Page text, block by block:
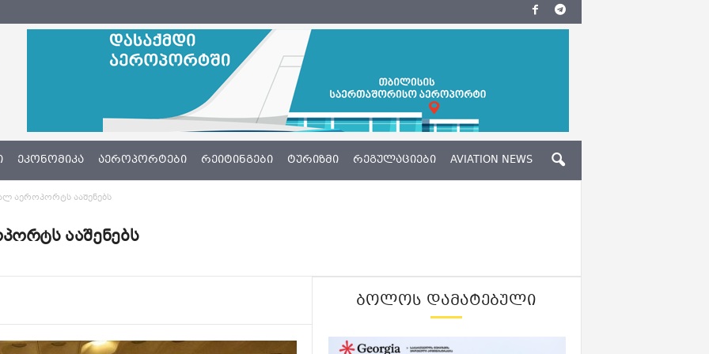
ᲔᲙᲝᲜᲝᲛᲘᲙᲐ ᲐᲔᲠᲝᲞᲝᲠᲢᲔᲑᲘ ᲠᲔᲘᲢᲘᲜᲒᲔᲑᲘ ᲢᲣᲠᲘᲖᲛᲘ ᲠᲔᲒᲣᲚᲐᲪᲘᲔᲑᲘ AVIATION NEWS
აეროპორტს ააშენებს
ააშენებს
ᲑᲝᲚᲝᲡ ᲓᲐᲛᲐᲢᲔᲑᲣᲚᲘ